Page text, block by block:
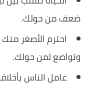
ضعف من حولك.
احترم الأصغر
وتواضع لمن حولك.
عامل الناس